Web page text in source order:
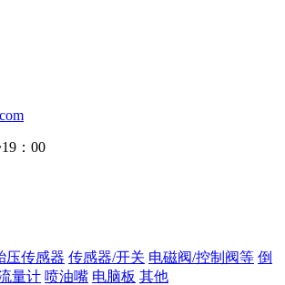
：00
压传感器 传感器/开关 电磁阀/控制阀等 倒
量计 喷油嘴 电脑板 其他